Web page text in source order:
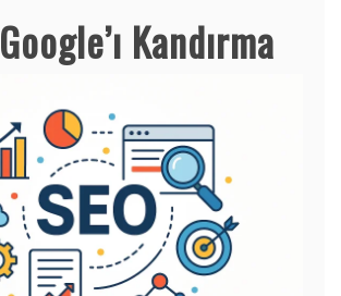
Google’ı Kandırma